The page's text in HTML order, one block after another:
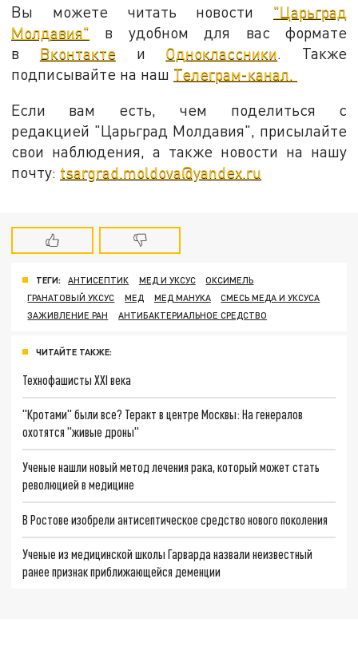
Вы можете читать новости "Царьград
Молдавия" в удобном для вас формате
в Вконтактеи Одноклассники. Также
подписывайте на наш Телеграм-канал.
Если вам есть, чем поделиться с
редакцией "Царьград Молдавия", присылайте
свои наблюдения, а также новости на нашу
почту: tsargrad.moldova@yandex.ru
ТЕГИ: АНТИСЕПТИК МЕД И УКСУС
ОКСИМЕЛЬ
ГРАНАТОВЫЙ УКСУС
МЕД МЕД МАНУКА
СМЕСЬ МЕДА И УКСУСА
ЗАЖИВЛЕНИЕ РАН
АНТИБАКТЕРИАЛЬНОЕ СРЕДСТВО
ЧИТАЙТЕ ТАКЖЕ:
Технофашисты XXI века
"Кротами" были все? Теракт в центре Москвы: На генералов
охотятся "живые дроны"
Ученые нашли новый метод лечения рака, который может стать
революцией в медицине
В Ростове изобрели антисептическое средство нового поколения
Ученые из медицинской школы Гарварда назвали неизвестный
ранее признак приближающейся деменции